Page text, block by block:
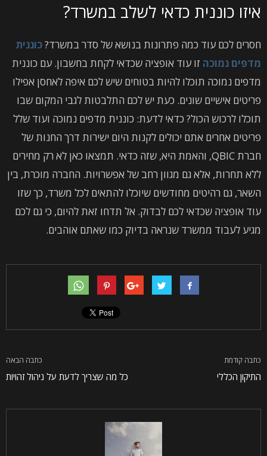
איזו כוננית כדאי לשלב במשרד?
חסרים לכם עוד כמה פתרונות בנושא של סדר במשרד?כוננית
מדפים נמוכה זו עוד אופציה שכדאי לקחת בחשבון. עם כוננית
מדפים נמוכה תוכלו להיות בטוחים שיש לכם איפה לאחסן אפילו
פריטים אישיים שונים. כעת יש לכם התלבטות לגבי המקום שבו
תוכלו לרכוש הכול? כדאי לדעת: כוננית מדפים נמוכה ועוד שלל
פריטים אחרים אתם יכולים לקנות היום ישירות דרך החנות של
חברת QBIC, והאמת היא, שזה כדאי. תמצאו כאן לא רק מחירים
ללא תחרות, אלא גם מגוון רחב של אפשרויות. החברה מוכרת, בין
השאר, גם רהיטים מחודשים שיוכלו להתאים לכל משרד, כך שזו
עוד אופציה שכדאי לכם לבדוק. אל תדחו זאת להיום, כי גם לכם
מגיע לעבוד ממשרד שנראה בדיוק כמו שאתם אוהבים.
כתבה קודמת
התיקון הכללי
כתבה הבאה
כל מה שצריך לדעת על ניהול זהויות